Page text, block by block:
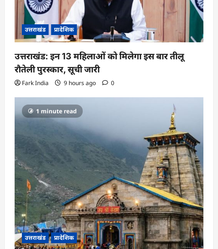
उत्तराखंड प्रादेशिक
उत्तराखंड: इन 13 महिलाओं को मिलेगा इस बार तीलू
रौतेली पुरस्कार, सूची जारी
Fark India 9 hours ago 0
1 minute read
उत्तराखंड प्रादेशिक